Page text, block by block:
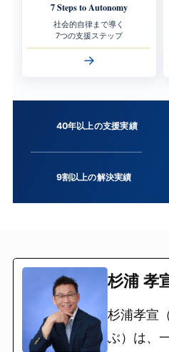
7 Steps to Autonomy
社会的自律まで導く
7つの支援ステップ
→
40年以上の支援実績
9割以上の解決実績
杉浦 孝
杉浦孝宣
ぶ）は、